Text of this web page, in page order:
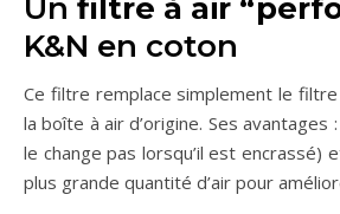
Un filtre à air
K&N en coton
Ce filtre remplace simplement le
la boîte à air d’origine. Ses
le change pas lorsqu’il est encrassé)
plus grande quantité d’air pour